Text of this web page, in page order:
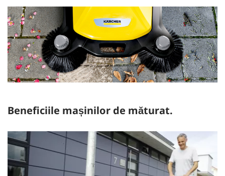
Beneficiile mașinilor de măturat.